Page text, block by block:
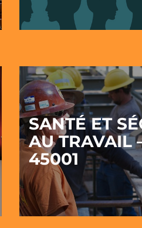
SANTÉ ET
AU TRAVAIL
45001